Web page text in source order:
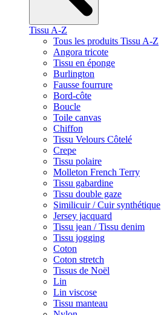
Tissu A-Z
Tous les produits Tissu A-Z
Angora tricote
Tissu en éponge
Burlington
Fausse fourrure
Bord-côte
Boucle
Toile canvas
Chiffon
Tissu Velours Côtelé
Crepe
Tissu polaire
Molleton French Terry
Tissu gabardine
Tissu double gaze
Similicuir / Cuir synthétique
Jersey jacquard
Tissu jean / Tissu denim
Tissu jogging
Coton
Coton stretch
Tissus de Noël
Lin
Lin viscose
Tissu manteau